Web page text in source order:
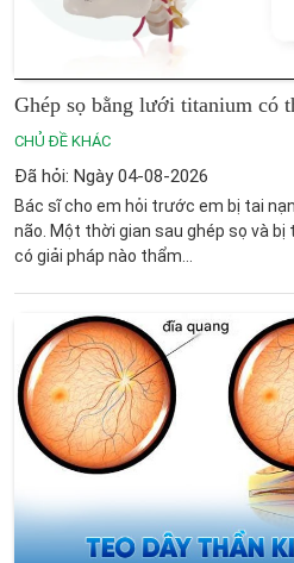
Ghép sọ bằng lưới titanium có
CHỦ ĐỀ KHÁC
Đã hỏi: Ngày 04-08-2026
Bác sĩ cho em hỏi trước em bị tai
não. Một thời gian sau ghép sọ và bị
có giải pháp nào thẩm...